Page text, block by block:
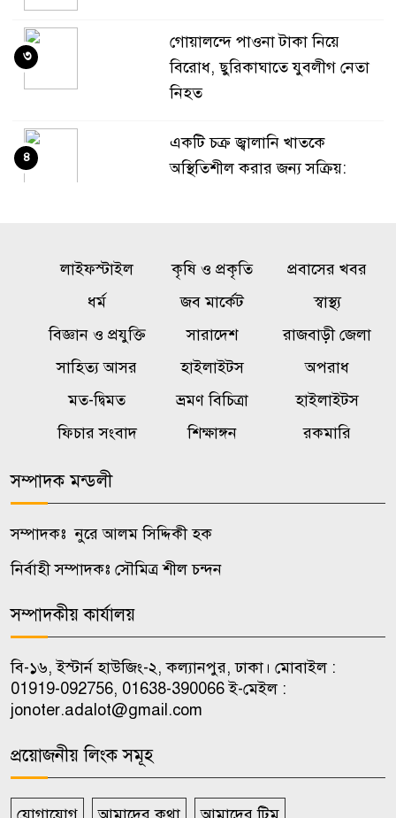
গোয়ালন্দে পাওনা টাকা নিয়ে
বিরোধ, ছুরিকাঘাতে যুবলীগ নেতা
নিহত
৩
একটি চক্র জ্বালানি খাতকে
অস্থিতিশীল করার জন্য সক্রিয়:
৪
ক্রীড়া সামগ্রী, বাদ্যযন্ত্র ও হাইজিন
সামগ্রী বিতরণ
কালুখালীতে দপ্তর প্রধানদের সঙ্গে
এমপির মতবিনিময় সভা
কালুখালীতে শিক্ষাপ্রতিষ্ঠানে ক্রীড়া ও
চাকরি পেলেন জুলাই শহিদ ও আহত
পরিবারের ১০ সদস্য
নওগাঁয় প্রাক্তন সৈনিক সংস্থার বার্ষিক
মন্ত্রীর নির্দেশে আসা ১২ চিকিৎসকের
৫ জন চলে গেলেন এক মাসের
মধ্যেই
১০
লাইফস্টাইল কৃষি ও প্রকৃতি
প্রবাসের খবর
ধর্ম
জব মার্কেট
স্বাস্থ্য
বিজ্ঞান ও প্রযুক্তি
সারাদেশ
রাজবাড়ী জেলা
সাহিত্য আসর
হাইলাইটস
অপরাধ
মত-দ্বিমত
ভ্রমণ বিচিত্রা
হাইলাইটস
ফিচার সংবাদ
শিক্ষাঙ্গন রকমারি
সম্পাদক মন্ডলী
সম্পাদকঃ নুরে আলম সিদ্দিকী হক
নির্বাহী সম্পাদকঃ সৌমিত্র শীল চন্দন
সম্পাদকীয় কার্যালয়
বি-১৬, ইস্টার্ন হাউজিং-২, কল্যানপুর, ঢাকা। মোবাইল :
01919-092756, 01638-390066 ই-মেইল :
jonoter.adalot@gmail.com
প্রয়োজনীয় লিংক সমূহ